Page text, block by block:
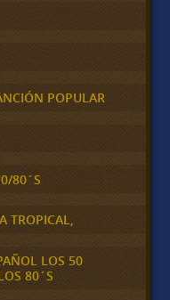
POPULAR
80´S
TROPICAL,
LOS 50
80´S